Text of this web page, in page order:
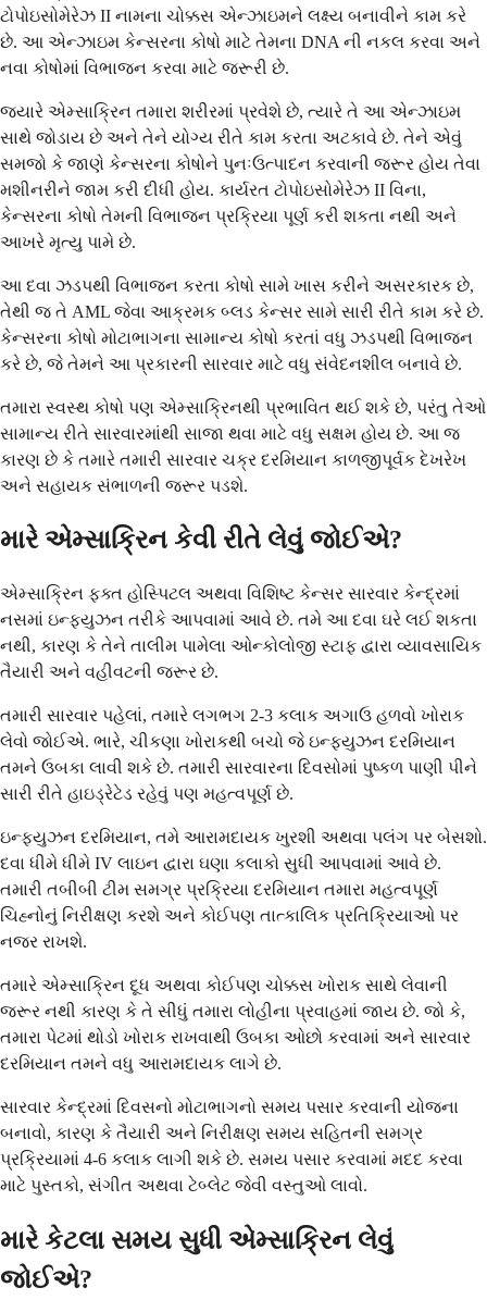
ટોપોઇસોમેરેઝ II નામના ચોક્કસ એન્ઝાઇમને લક્ષ્ય બનાવીને કામ કરે
છે. આ એન્ઝાઇમ કેન્સરના કોષો માટે તેમના DNA ની નકલ કરવા અને
નવા કોષોમાં વિભાજન કરવા માટે જરૂરી છે.
જ્યારે એમ્સાક્રિન તમારા શરીરમાં પ્રવેશે છે, ત્યારે તે આ એન્ઝાઇમ
સાથે જોડાય છે અને તેને યોગ્ય રીતે કામ કરતા અટકાવે છે. તેને એવું
સમજો કે જાણે કેન્સરના કોષોને પુનઃઉત્પાદન કરવાની જરૂર હોય તેવા
મશીનરીને જામ કરી દીધી હોય. કાર્યરત ટોપોઇસોમેરેઝ II વિના,
કેન્સરના કોષો તેમની વિભાજન પ્રક્રિયા પૂર્ણ કરી શકતા નથી અને
આખરે મૃત્યુ પામે છે.
આ દવા ઝડપથી વિભાજન કરતા કોષો સામે ખાસ કરીને અસરકારક છે,
તેથી જ તે AML જેવા આક્રમક બ્લડ કેન્સર સામે સારી રીતે કામ કરે છે.
કેન્સરના કોષો મોટાભાગના સામાન્ય કોષો કરતાં વધુ ઝડપથી વિભાજન
કરે છે, જે તેમને આ પ્રકારની સારવાર માટે વધુ સંવેદનશીલ બનાવે છે.
તમારા સ્વસ્થ કોષો પણ એમ્સાક્રિનથી પ્રભાવિત થઈ શકે છે, પરંતુ તેઓ
સામાન્ય રીતે સારવારમાંથી સાજા થવા માટે વધુ સક્ષમ હોય છે. આ જ
કારણ છે કે તમારે તમારી સારવાર ચક્ર દરમિયાન કાળજીપૂર્વક દેખરેખ
અને સહાયક સંભાળની જરૂર પડશે.
મારે એમ્સાક્રિન કેવી રીતે લેવું જોઈએ?
એમ્સાક્રિન ફક્ત હોસ્પિટલ અથવા વિશિષ્ટ કેન્સર સારવાર કેન્દ્રમાં
નસમાં ઇન્ફ્યુઝન તરીકે આપવામાં આવે છે. તમે આ દવા ઘરે લઈ શકતા
નથી, કારણ કે તેને તાલીમ પામેલા ઓન્કોલોજી સ્ટાફ દ્વારા વ્યાવસાયિક
તૈયારી અને વહીવટની જરૂર છે.
તમારી સારવાર પહેલાં, તમારે લગભગ 2-3 કલાક અગાઉ હળવો ખોરાક
લેવો જોઈએ. ભારે, ચીકણા ખોરાકથી બચો જે ઇન્ફ્યુઝન દરમિયાન
તમને ઉબકા લાવી શકે છે. તમારી સારવારના દિવસોમાં પુષ્કળ પાણી પીને
સારી રીતે હાઇડ્રેટેડ રહેવું પણ મહત્વપૂર્ણ છે.
ઇન્ફ્યુઝન દરમિયાન, તમે આરામદાયક ખુરશી અથવા પલંગ પર બેસશો.
દવા ધીમે ધીમે IV લાઇન દ્વારા ઘણા કલાકો સુધી આપવામાં આવે છે.
તમારી તબીબી ટીમ સમગ્ર પ્રક્રિયા દરમિયાન તમારા મહત્વપૂર્ણ
ચિહ્નોનું નિરીક્ષણ કરશે અને કોઈપણ તાત્કાલિક પ્રતિક્રિયાઓ પર
નજર રાખશે.
તમારે એમ્સાક્રિન દૂધ અથવા કોઈપણ ચોક્કસ ખોરાક સાથે લેવાની
જરૂર નથી કારણ કે તે સીધું તમારા લોહીના પ્રવાહમાં જાય છે. જો કે,
તમારા પેટમાં થોડો ખોરાક રાખવાથી ઉબકા ઓછો કરવામાં અને સારવાર
દરમિયાન તમને વધુ આરામદાયક લાગે છે.
સારવાર કેન્દ્રમાં દિવસનો મોટાભાગનો સમય પસાર કરવાની યોજના
બનાવો, કારણ કે તૈયારી અને નિરીક્ષણ સમય સહિતની સમગ્ર
પ્રક્રિયામાં 4-6 કલાક લાગી શકે છે. સમય પસાર કરવામાં મદદ કરવા
માટે પુસ્તકો, સંગીત અથવા ટેબ્લેટ જેવી વસ્તુઓ લાવો.
મારે કેટલા સમય સુધી એમ્સાક્રિન લેવું
જોઈએ?